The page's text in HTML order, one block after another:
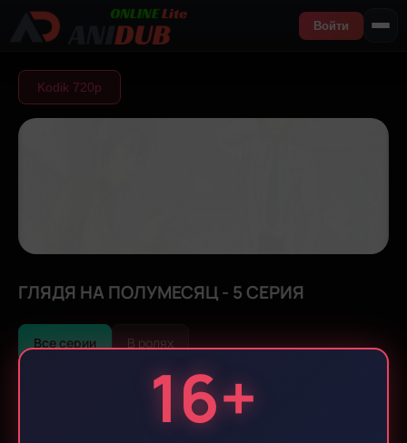
16+
Войти
Kodik 720р
ГЛЯДЯ НА ПОЛУМЕСЯЦ - 5 СЕРИЯ
Все серии В ролях